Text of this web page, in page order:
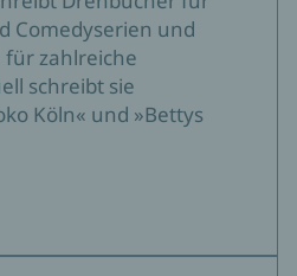
Comedyserien und
zahlreiche
schreibt sie
Köln« und »Bettys